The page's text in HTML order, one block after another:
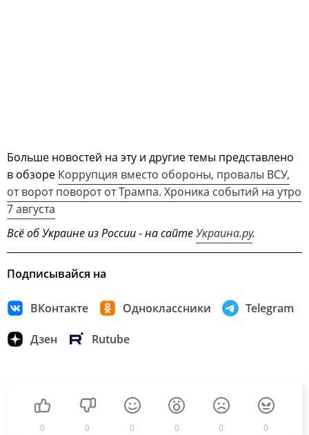
Больше новостей на эту и другие темы представлено
в обзоре Коррупция вместо обороны, провалы ВСУ,
от ворот поворот от Трампа. Хроника событий на утро
7 августа
Всё об Украине из России - на сайтеУкраина.ру.
Подписывайся на
ВКонтакте Одноклассники Telegram
Дзен Rutube
0 0 0 0 0 0